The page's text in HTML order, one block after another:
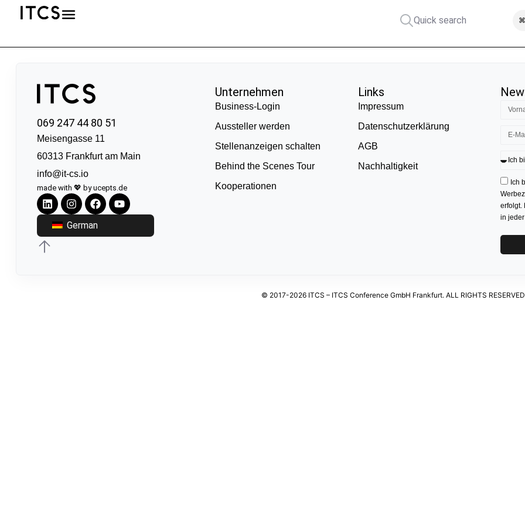
Quick search
069 247 44 80 51
Meisengasse 11
60313 Frankfurt am Main
info@it-cs.io
made with 💖 by ucepts.de
German
Unternehmen
Business-Login
Aussteller werden
Stellenanzeigen schalten
Behind the Scenes Tour
Kooperationen
Links
Impressum
Datenschutzerklärung
AGB
Nachhaltigkeit
Ich
erfolgt.
in
© 2017-2026 ITCS – ITCS Conference GmbH Frankfurt. ALL RIGHTS